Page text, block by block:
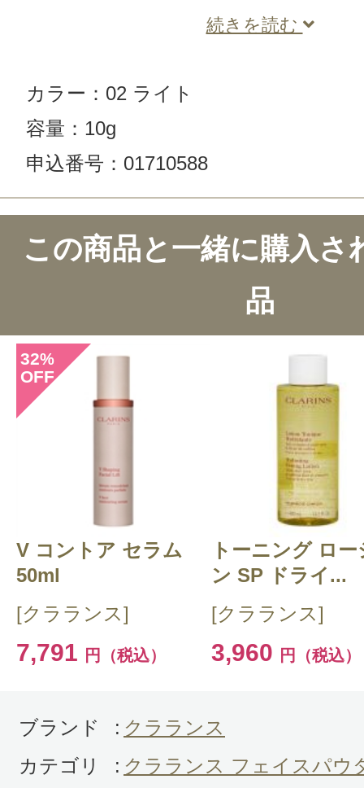
続きを読む
カラー：02 ライト
容量：10g
申込番号：01710588
このコスメのレビューを書いて
クチコミを投稿する
CT 会員様は、
マイページの「購
らクチコミ投稿すると1 商品に
ントプレゼント！
この商品と一緒に購入さ
品
32%
OFF
V コントア セラム
50ml
[クラランス]
7,791 円（税込）
トーニング ロ
ン SP ドライ...
[クラランス]
3,960 円（税込）
ブランド : クラランス
カテゴリ
: クラランス フェイスパウ